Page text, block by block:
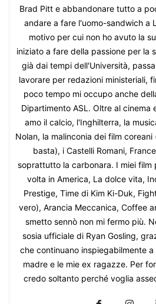
Brad Pitt e abbandonare tutto a
andare a fare l'uomo-sandwich a
motivo per cui non ho avuto la
iniziato a fare della passione per la
già dai tempi dell'Università,
lavorare per redazioni ministeriali,
poco tempo mi occupo anche
Dipartimento ASL. Oltre al cinema
amo il calcio, l'Inghilterra, la
Nolan, la malinconia dei film
basta), i Castelli Romani,
soprattutto la carbonara. I miei film
volta in America, La dolce vita,
Prestige, Time di Kim Ki-Duk,
vero), Arancia Meccanica, Coffee
smetto sennò non mi fermo più.
sosia ufficiale di Ryan Gosling,
che continuano inspiegabilmente
madre e le mie ex ragazze. Per
credo soltanto perché voglia